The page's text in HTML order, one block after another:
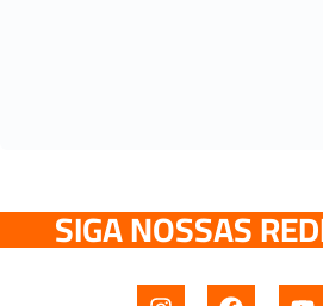
SIGA NOSSAS